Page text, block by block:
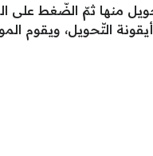
منها ثمّ الضّغط على
التّحويل، ويقوم